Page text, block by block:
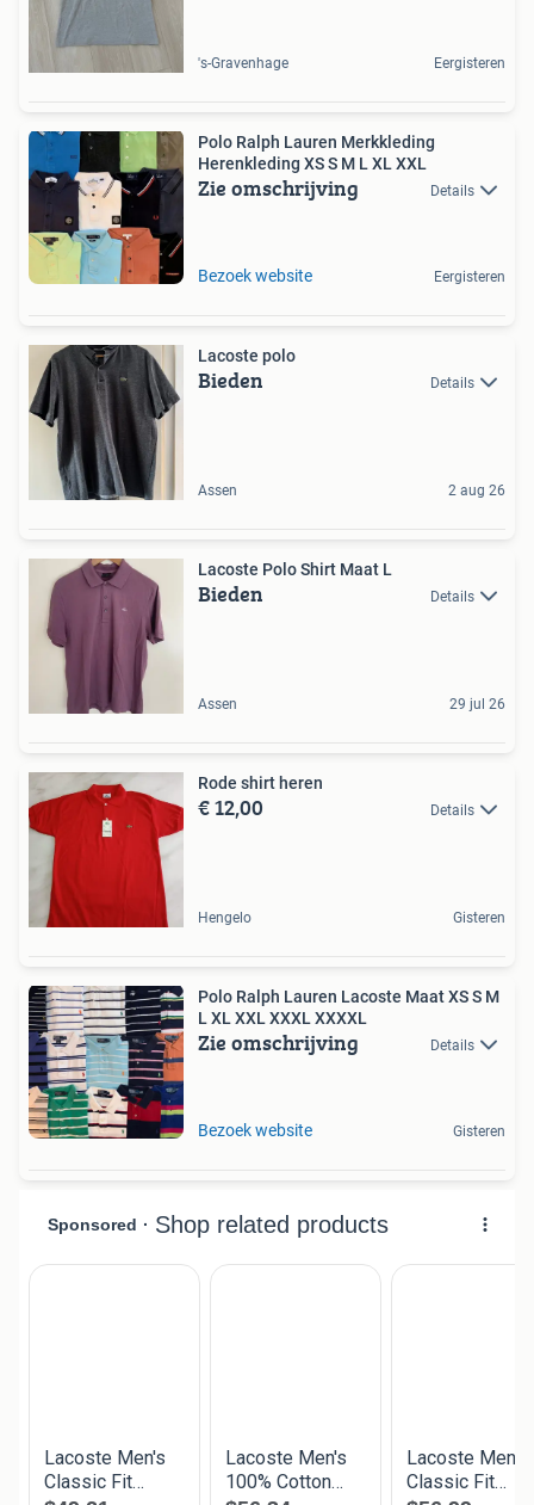
's-Gravenhage Eergisteren
Polo Ralph Lauren Merkkleding
Herenkleding XS S M L XL XXL
Zie omschrijving Details
Bezoek website Eergisteren
Lacoste polo
Bieden Details
Assen 2 aug 26
Lacoste Polo Shirt Maat L
Bieden Details
Assen 29 jul 26
Rode shirt heren
€ 12,00 Details
Hengelo Gisteren
Polo Ralph Lauren Lacoste Maat XS S M
L XL XXL XXXL XXXXL
Zie omschrijving Details
Bezoek website Gisteren